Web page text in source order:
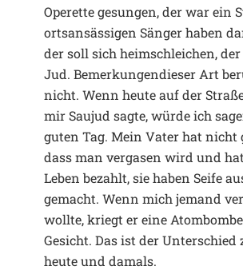
Operette gesungen, der war ein
ortsansässigen Sänger haben
der soll sich heimschleichen,
Jud. Bemerkungendieser Art
nicht. Wenn heute auf der
mir Saujud sagte, würde ich
guten Tag. Mein Vater hat nicht
dass man vergasen wird und
Leben bezahlt, sie haben Seife
gemacht. Wenn mich jemand
wollte, kriegt er eine
Gesicht. Das ist der Unterschied
heute und damals.